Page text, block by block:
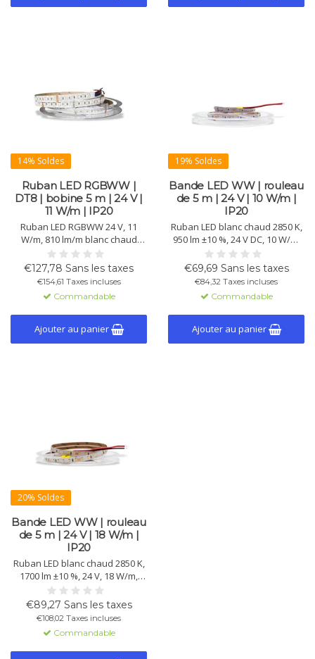
14% Soldes
Ruban LED RGBWW |
DT8 | bobine 5 m | 24 V |
11 W/m | IP20
Ruban LED RGBWW 24 V, 11
W/m, 810 lm/m blanc chaud
2800 K, IP20. Compatible DT8
pour contrôle dynamique des
couleurs, CRI >90 (WW), 96
LED/m, bobine 5 m avec adhésif
3M.
€127,78 Sans les taxes
€154,61 Taxes incluses
Commandable
Ajouter au panier
19% Soldes
Bande LED WW | rouleau
de 5 m | 24 V | 10 W/m |
IP20
Ruban LED blanc chaud 2850 K,
950 lm ±10 %, 24 V DC, 10 W/m,
IP20. CRI >90, durée de vie
>50.000 h et bande 3M pour
pose facile. Bobine de 5 m avec
102 puces/m.
€69,69 Sans les taxes
€84,32 Taxes incluses
Commandable
Ajouter au panier
20% Soldes
Bande LED WW | rouleau
de 5 m | 24 V | 18 W/m |
IP20
Ruban LED blanc chaud 2850 K,
1700 lm ±10 %, 24 V, 18 W/m,
IP20. CRI >90, 102 puces/m, 2835
SMD, durée de vie >50.000 h,
adhésif 3M. Bobine de 5 m pour
éclairage intérieur.
€89,27 Sans les taxes
€108,02 Taxes incluses
Commandable